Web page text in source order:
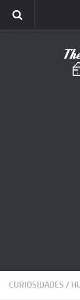
CURIOSIDADES /